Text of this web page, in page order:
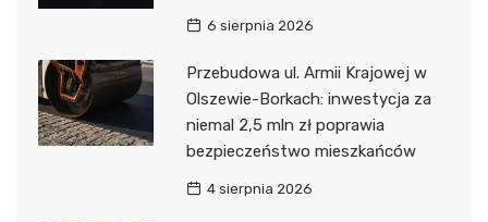
6 sierpnia 2026
Przebudowa ul. Armii Krajowej w
Olszewie-Borkach: inwestycja za
niemal 2,5 mln zł poprawia
bezpieczeństwo mieszkańców
4 sierpnia 2026